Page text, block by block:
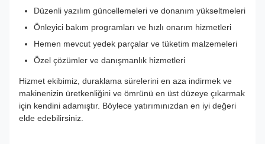
Düzenli yazılım güncellemeleri ve donanım yükseltmeleri
Önleyici bakım programları ve hızlı onarım hizmetleri
Hemen mevcut yedek parçalar ve tüketim malzemeleri
Özel çözümler ve danışmanlık hizmetleri
Hizmet ekibimiz, duraklama sürelerini en aza indirmek ve
makinenizin üretkenliğini ve ömrünü en üst düzeye çıkarmak
için kendini adamıştır. Böylece yatırımınızdan en iyi değeri
elde edebilirsiniz.